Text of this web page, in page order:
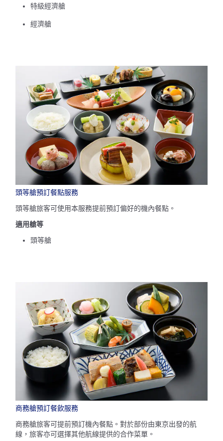
特級經濟艙
經濟艙
頭等艙預訂餐點服務
頭等艙旅客可使用本服務提前預訂偏好的機內餐點。
適用艙等
頭等艙
商務艙預訂餐飲服務
商務艙旅客可提前預訂機內餐點。對於部份由東京出發的航
線，旅客亦可選擇其他航線提供的合作菜單。